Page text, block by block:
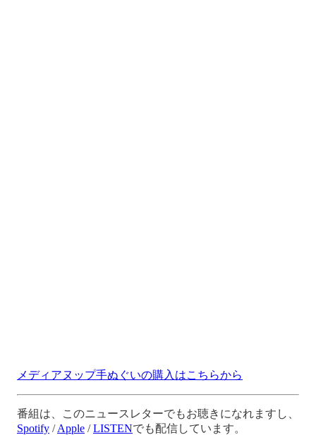
メディアヌップ手ぬぐいの購入はこちらから
番組は、このニュースレターでもお聴きになれますし、
Spotify /Apple /LISTENでも配信しています。